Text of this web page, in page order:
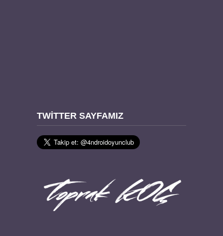
TWITTER SAYFAMIZ